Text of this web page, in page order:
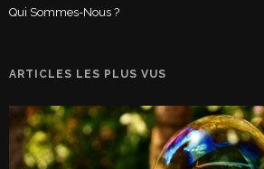
Qui Sommes-Nous ?
ARTICLES LES PLUS VUS